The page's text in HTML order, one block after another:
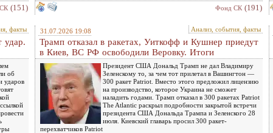
(151)
Фонд СК (191)
факты
удар.
об
ударов
31.07.2026 19:08 Анализ, события, факты
Трамп отказал в ракетах, Уиткофф и Кушнер приедут
в Киев, ВС РФ освободили Веровку. Итоги
Президент США Дональд Трамп не дал Владимиру
Зеленскому то, за чем тот прилетал в Вашингтон —
300 ракет Patriot. Вместо этого предложил лицензию
на производство, которое Украина не сможет
наладить годами. Трамп отказал в 300 ракетах Patriot
The Atlantic раскрыл подробности закрытой встречи
президента США Дональда Трампа и Зеленского 28
июля. Киевский главарь просил 300 ракет-
перехватчиков Patriot